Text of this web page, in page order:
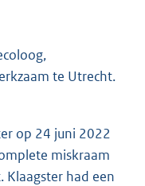
te Utrecht.
op 24 juni 2022
miskraam
Klaagster had een